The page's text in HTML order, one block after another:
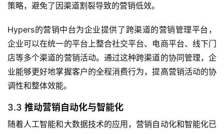
策略，避免了因渠道割裂导致的营销低效。
Hypers的营销中台为企业提供了跨渠道的营销管理平台，
企业可以在统一的平台上整合社交平台、电商平台、线下门
店等多个渠道的营销活动。通过这种跨渠道的协同管理，企
业能够更好地掌握客户的全程消费行为，提高营销活动的协
调性和整体效能。
3.3 推动营销自动化与智能化
随着人工智能和大数据技术的应用，营销自动化和智能化已